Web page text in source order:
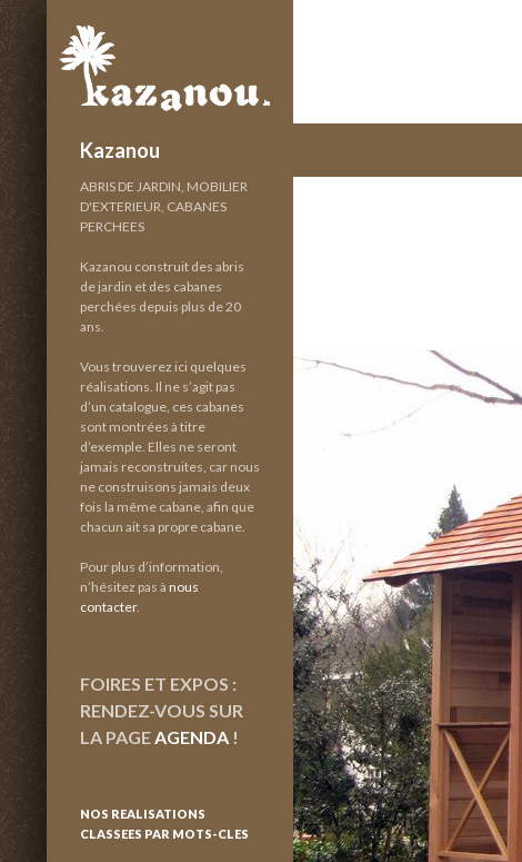
Kazanou
ABRIS DE JARDIN, MOBILIER
D'EXTERIEUR, CABANES
PERCHEES
Kazanou construit des abris
de jardin et des cabanes
perchées depuis plus de 20
ans.
Vous trouverez ici quelques
réalisations. Il ne s’agit pas
d’un catalogue, ces cabanes
sont montrées à titre
d’exemple. Elles ne seront
jamais reconstruites, car nous
ne construisons jamais deux
fois la même cabane, afin que
chacun ait sa propre cabane.
Pour plus d’information,
n’hésitez pas à nous
contacter.
FOIRES ET EXPOS :
RENDEZ-VOUS SUR
LA PAGEAGENDA !
NOS REALISATIONS
CLASSEES PAR MOTS-CLES